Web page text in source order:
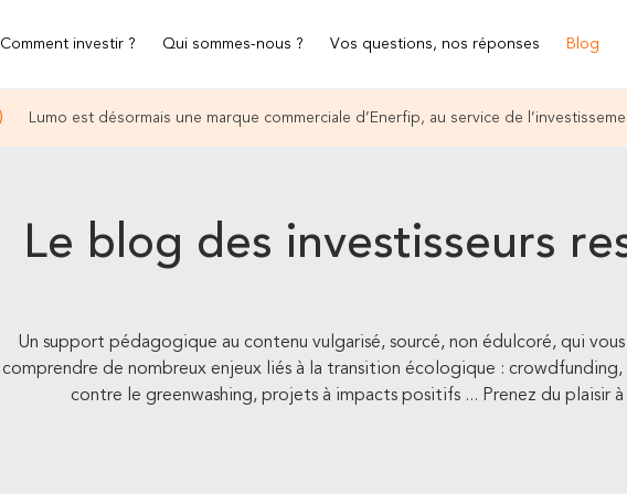
Comment investir ? Qui sommes-nous ? Vos questions, nos réponses Blog
Lumo est désormais une marque commerciale d’Enerfip, au service de
Le blog des investisseurs
Un support pédagogique au contenu vulgarisé, sourcé, non édulcoré, qui
comprendre de nombreux enjeux liés à la transition écologique :
contre le greenwashing, projets à impacts positifs ... Prenez du plaisir